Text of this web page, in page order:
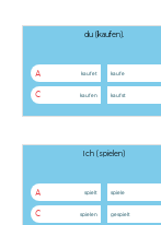
du (kaufen).
A kaufet kaufe
C kaufen kaufst
Ich (spielen)
A spielt spiele
C spielen gespielt